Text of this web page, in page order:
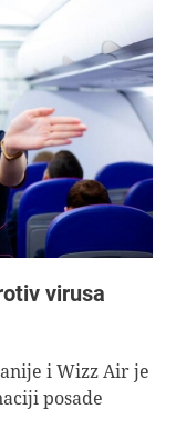
virusa
i Wizz Air je
posade